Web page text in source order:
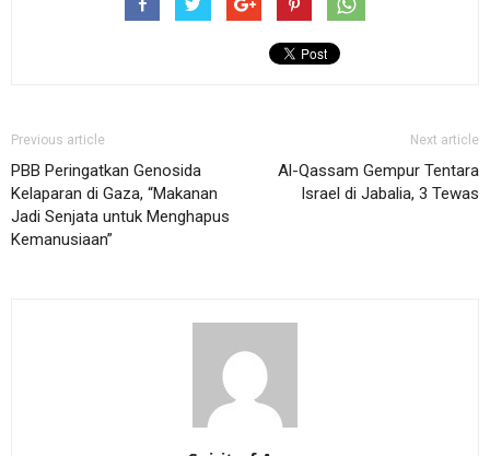
Previous article
PBB Peringatkan Genosida
Kelaparan di Gaza, “Makanan
Jadi Senjata untuk Menghapus
Kemanusiaan”
Next article
Al-Qassam Gempur Tentara
Israel di Jabalia, 3 Tewas